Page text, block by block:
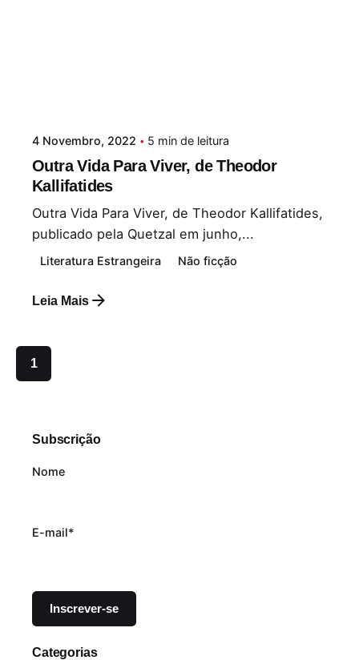
4 Novembro, 2022 5 min de leitura
Outra Vida Para Viver, de Theodor
Kallifatides
Outra Vida Para Viver, de Theodor Kallifatides,
publicado pela Quetzal em junho,...
Literatura Estrangeira Não ficção
Leia Mais
1
Subscrição
Nome
E-mail*
Categorias